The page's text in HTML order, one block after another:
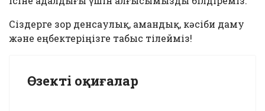
Сіздерге зор денсаулық, амандық, кәсіби даму
және еңбектеріңізге табыс тілейміз!
Өзекті оқиғалар